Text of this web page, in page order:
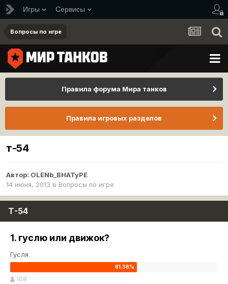
Игры Сервисы
Вопросы по игре
Правила форума Мира танков
Правила игровых разделов
т-54
Автор: OLENb_BHATyPE
14 июня, 2013 в Вопросы по игре
Т-54
1. гуслю или движок?
Гусля
108